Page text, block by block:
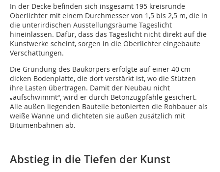
In der Decke befinden sich insgesamt 195 kreisrunde
Oberlichter mit einem Durchmesser von 1,5 bis 2,5 m, die in
die unterirdischen Ausstellungsräume Tageslicht
hineinlassen. Dafür, dass das Tageslicht nicht direkt auf die
Kunstwerke scheint, sorgen in die Oberlichter eingebaute
Verschattungen.
Die Gründung des Baukörpers erfolgte auf einer 40 cm
dicken Bodenplatte, die dort verstärkt ist, wo die Stützen
ihre Lasten übertragen. Damit der Neubau nicht
„aufschwimmt“, wird er durch Betonzugpfähle gesichert.
Alle außen liegenden Bauteile betonierten die Rohbauer als
weiße Wanne und dichteten sie außen zusätzlich mit
Bitumenbahnen ab.
Abstieg in die Tiefen der Kunst